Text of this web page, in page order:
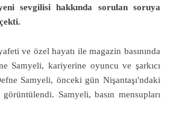
sevgilisi hakkında sorulan soruya
ve özel hayatı ile magazin basınında
Samyeli, kariyerine oyuncu ve şarkıcı
Samyeli, önceki gün Nişantaşı'ndaki
Samyeli, basın mensupları